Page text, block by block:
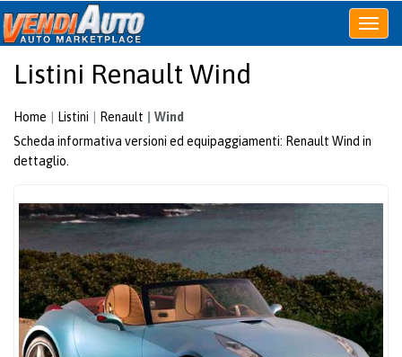
Apri
o
Listini Renault Wind
Home Listini Renault
Wind
Scheda informativa versioni ed equipaggiamenti: Renault Wind in
dettaglio.